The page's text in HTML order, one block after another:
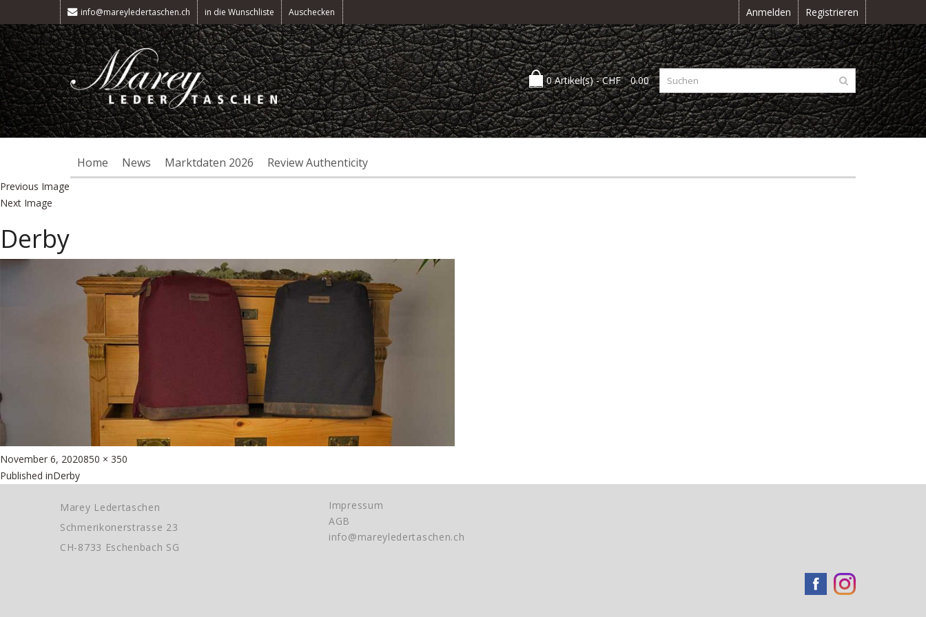
info@mareyledertaschen.ch in die Wunschliste Auschecken Anmelden Registrieren
0 Artikel(s) -CHF 0.00
Home News Marktdaten 2026 Review Authenticity
Previous Image
Next Image
Derby
Posted
on
November 6, 2020Full
850 × 350
Beitragsnavigation
Published inDerby
Marey Ledertaschen
Schmerikonerstrasse 23
CH-8733 Eschenbach SG
Impressum
AGB
info@mareyledertaschen.ch